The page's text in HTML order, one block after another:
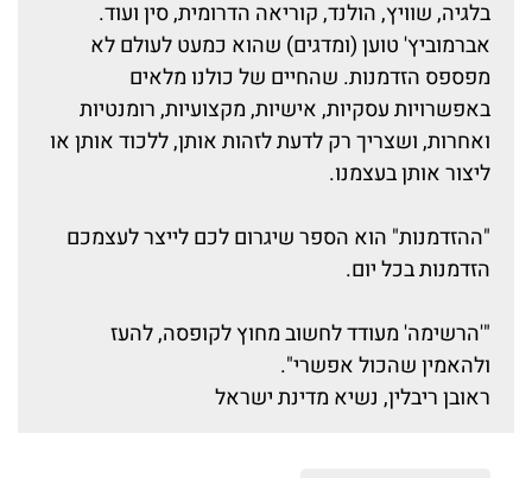
בלגיה, שוויץ, הולנד, קוריאה הדרומית, סין ועוד.
אברמוביץ' טוען (ומדגים) שהוא כמעט לעולם לא
מפספס הזדמנות. שהחיים של כולנו מלאים
באפשרויות עסקיות, אישיות, מקצועיות, רומנטיות
ואחרות, ושצריך רק לדעת לזהות אותן, ללכוד אותן או
ליצור אותן בעצמנו.
"ההזדמנות" הוא הספר שיגרום לכם לייצר לעצמכם
הזדמנות בכל יום.
"'הרשימה' מעודד לחשוב מחוץ לקופסה, להעז
ולהאמין שהכול אפשרי".
ראובן ריבלין, נשיא מדינת ישראל